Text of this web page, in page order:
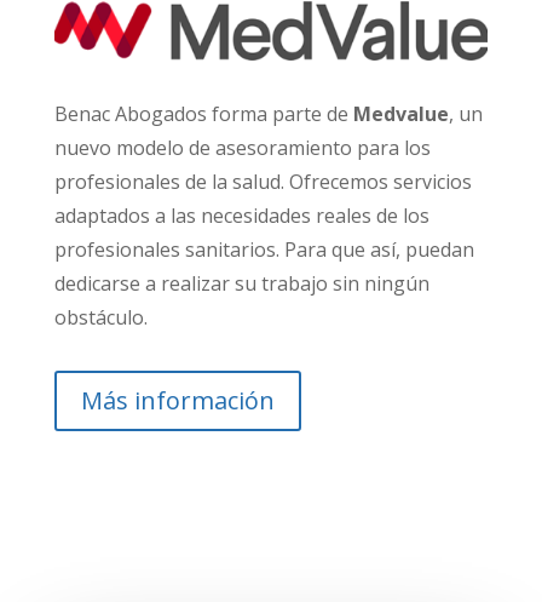
Benac Abogados forma parte de Medvalue, un
nuevo modelo de asesoramiento para los
profesionales de la salud. Ofrecemos servicios
adaptados a las necesidades reales de los
profesionales sanitarios. Para que así, puedan
dedicarse a realizar su trabajo sin ningún
obstáculo.
Más información